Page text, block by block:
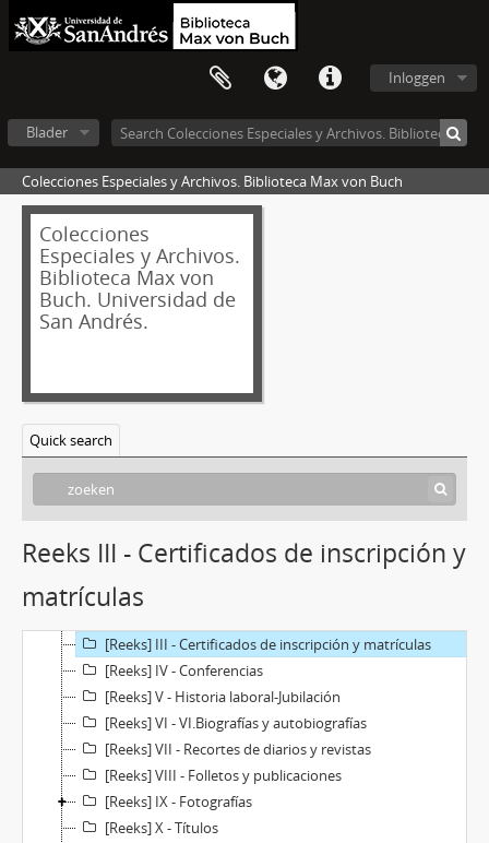
Inloggen
Blader
Colecciones Especiales y Archivos. Biblioteca Max von Buch
Colecciones
Especiales y Archivos.
Biblioteca Max von
Buch. Universidad de
San Andrés.
Quick search
Reeks III - Certificados de inscripción y
matrículas
[Archief] 2001/4 - Cecilia Grierson
[Reeks] I - Correspondencia
[Reeks] III - Certificados de inscripción y matrículas
[Reeks] IV - Conferencias
[Reeks] V - Historia laboral-Jubilación
[Reeks] VI - VI.Biografías y autobiografías
[Reeks] VII - Recortes de diarios y revistas
[Reeks] VIII - Folletos y publicaciones
[Reeks] IX - Fotografías
[Reeks] X - Títulos